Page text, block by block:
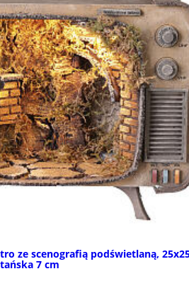
ze scenografią podświetlaną,
7 cm